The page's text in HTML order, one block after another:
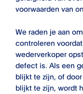
voorwaarden van
We raden je aan
controleren
wederverkoper
defect is. Als een
blijkt te zijn, of
blijkt te zijn, wordt